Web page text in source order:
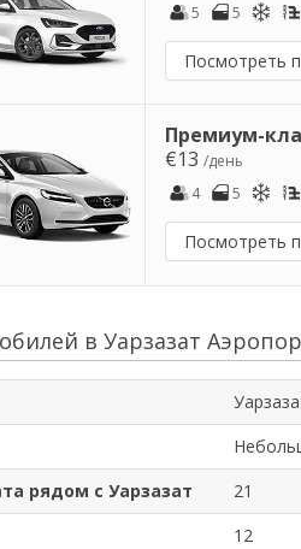
5
5
Посмотреть
Премиум-
€13/день
4
5
Посмотреть
в Уарзазат
рядом с Уарзазат
21
12